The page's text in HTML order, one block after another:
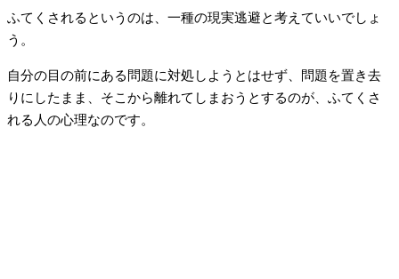
ふてくされるというのは、一種の現実逃避と考えていいでしょ
う。
自分の目の前にある問題に対処しようとはせず、問題を置き去
りにしたまま、そこから離れてしまおうとするのが、ふてくさ
れる人の心理なのです。